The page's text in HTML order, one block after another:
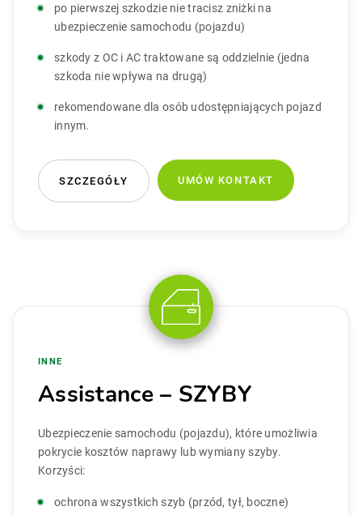
po pierwszej szkodzie nie tracisz zniżki na
ubezpieczenie samochodu (pojazdu)
szkody z OC i AC traktowane są oddzielnie (jedna
szkoda nie wpływa na drugą)
rekomendowane dla osób udostępniających pojazd
innym.
SZCZEGÓŁY UMÓW KONTAKT
INNE
Assistance – SZYBY
Ubezpieczenie samochodu (pojazdu), które umożliwia
pokrycie kosztów naprawy lub wymiany szyby.
Korzyści:
ochrona wszystkich szyb (przód, tył, boczne)